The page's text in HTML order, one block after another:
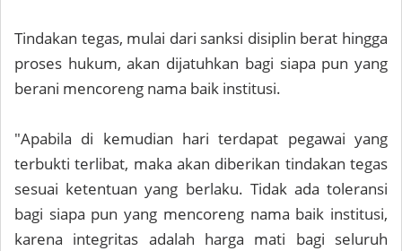
Tindakan tegas, mulai dari sanksi disiplin berat hingga
proses hukum, akan dijatuhkan bagi siapa pun yang
berani mencoreng nama baik institusi.
"Apabila di kemudian hari terdapat pegawai yang
terbukti terlibat, maka akan diberikan tindakan tegas
sesuai ketentuan yang berlaku. Tidak ada toleransi
bagi siapa pun yang mencoreng nama baik institusi,
karena integritas adalah harga mati bagi seluruh